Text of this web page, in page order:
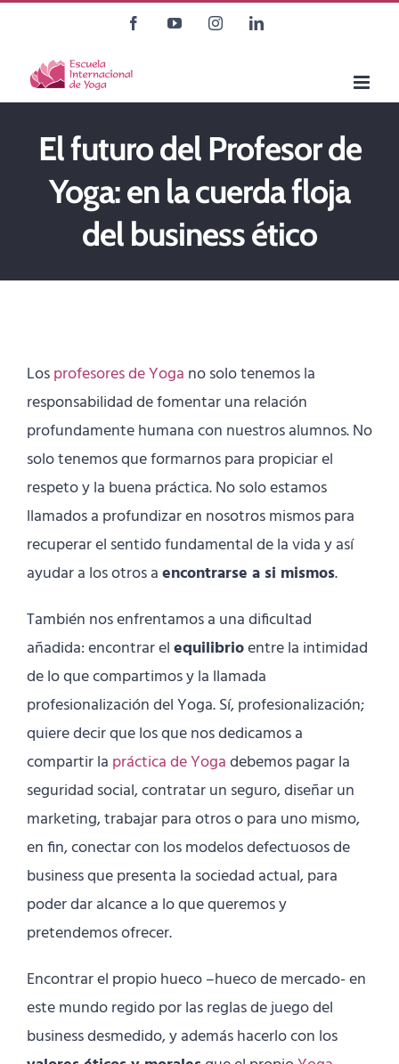
contenido
FacebookYouTubeInstagramLinkedIn
El futuro del Profesor de
Yoga: en la cuerda floja
del business ético
Losprofesores de Yoga no solo tenemos la
responsabilidad de fomentar una relación
profundamente humana con nuestros alumnos. No
solo tenemos que formarnos para propiciar el
respeto y la buena práctica. No solo estamos
llamados a profundizar en nosotros mismos para
recuperar el sentido fundamental de la vida y así
ayudar a los otros aencontrarse a si mismos.
También nos enfrentamos a una dificultad
añadida: encontrar elequilibrioentre la intimidad
de lo que compartimos y la llamada
profesionalización del Yoga. Sí, profesionalización;
quiere decir que los que nos dedicamos a
compartir la práctica de Yogadebemos pagar la
seguridad social, contratar un seguro, diseñar un
marketing, trabajar para otros o para uno mismo,
en fin, conectar con los modelos defectuosos de
business que presenta la sociedad actual, para
poder dar alcance a lo que queremos y
pretendemos ofrecer.
Encontrar el propio hueco –hueco de mercado- en
este mundo regido por las reglas de juego del
business desmedido, y además hacerlo con los